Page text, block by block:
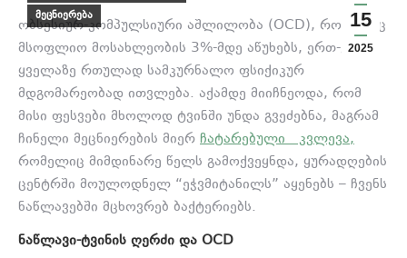
15
2025
მეცნიერება
ობსესიურ-კომპულსიური აშლილობა (OCD), რომელიც
მსოფლიო მოსახლეობის 3%-მდე აწუხებს, ერთ-ერთ
ყველაზე რთულად სამკურნალო ფსიქიკურ
მდგომარეობად ითვლება. აქამდე მიიჩნეოდა, რომ
მისი ფესვები მხოლოდ ტვინში უნდა გვეძებნა, მაგრამ
ჩინელი მეცნიერების მიერ ჩატარებული კვლევა,
რომელიც მიმდინარე წელს გამოქვეყნდა, ყურადღების
ცენტრში მოულოდნელ “ეჭვმიტანილს” აყენებს – ჩვენს
ნაწლავებში მცხოვრებ ბაქტერიებს.
ᲜᲐᲬᲚᲐᲕᲘ-ᲢᲕᲘᲜᲘᲡ ᲦᲔᲠᲫᲘ ᲓᲐ OCD